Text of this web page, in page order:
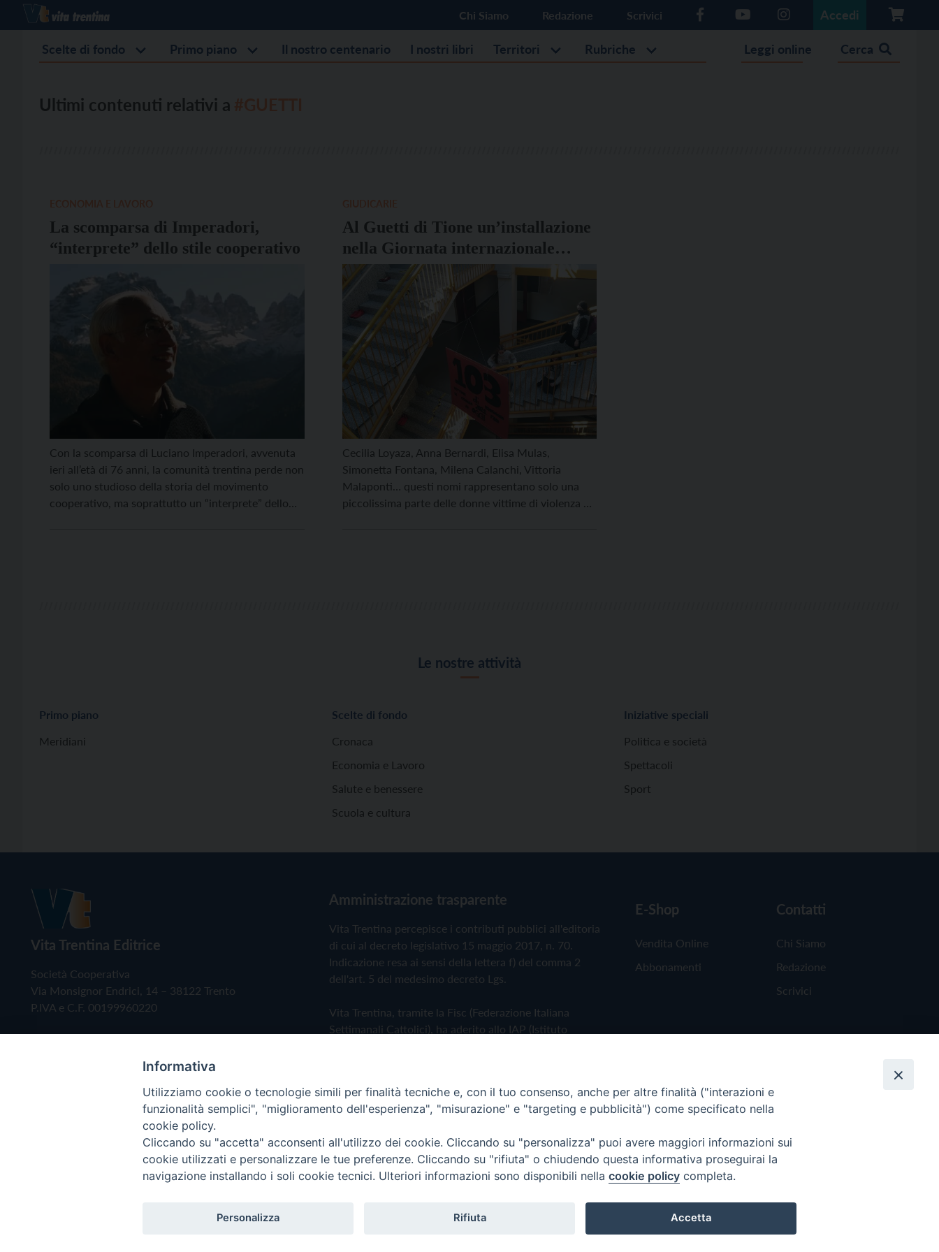
Chi Siamo Redazione Scrivici Accedi
Scelte di fondo Primo piano Il nostro centenario I nostri libri Territori Rubriche Leggi online Cerca
Ultimi contenuti relativi a
La scomparsa di Imperadori,
“interprete” dello stile cooperativo
Con la scomparsa di Luciano Imperadori, avvenuta
ieri all’età di 76 anni, la comunità trentina perde non
solo uno studioso della storia del movimento
cooperativo, ma soprattutto un “interprete” dello
Al Guetti di Tione un’installazione
nella Giornata internazionale
contro la violenza sulle donne
Cecilia Loyaza, Anna Bernardi, Elisa Mulas,
Simonetta Fontana, Milena Calanchi, Vittoria
Malaponti… questi nomi rappresentano solo una
piccolissima parte delle donne vittime di violenza di
Le nostre attività
Primo piano
Meridiani
Scelte di fondo
Cronaca
Economia e Lavoro
Salute e benessere
Scuola e cultura
Iniziative speciali
Politica e società
Spettacoli
Sport
Vita Trentina Editrice
Società Cooperativa
Via Monsignor Endrici, 14 – 38122 Trento
P.IVA e C.F. 00199960220
Amministrazione trasparente
Vita Trentina percepisce i contributi pubblici all'editoria
di cui al decreto legislativo 15 maggio 2017, n. 70.
Indicazione resa ai sensi della lettera f) del comma 2
dell'art. 5 del medesimo decreto Lgs.
Vita Trentina, tramite la Fisc (Federazione Italiana
Settimanali Cattolici), ha aderito allo IAP (Istituto
Privacy Policy Cookie Policy
E-Shop
Vendita Online
Abbonamenti
Contatti
Chi Siamo
Redazione
Scrivici
Copyright © 2019 - Tutti i diritti riservati - Vita Trentina Editrice
Informativa
Utilizziamo cookie o tecnologie simili per finalità tecniche e, con il tuo consenso, anche per altre finalità ("interazioni e
funzionalità semplici", "miglioramento dell'esperienza", "misurazione" e "targeting e pubblicità") come specificato nella
cookie policy.
Cliccando su "accetta" acconsenti all'utilizzo dei cookie. Cliccando su "personalizza" puoi avere maggiori informazioni sui
cookie utilizzati e personalizzare le tue preferenze. Cliccando su "rifiuta" o chiudendo questa informativa proseguirai la
navigazione installando i soli cookie tecnici. Ulteriori informazioni sono disponibili nella cookie policy completa.
Personalizza Rifiuta Accetta